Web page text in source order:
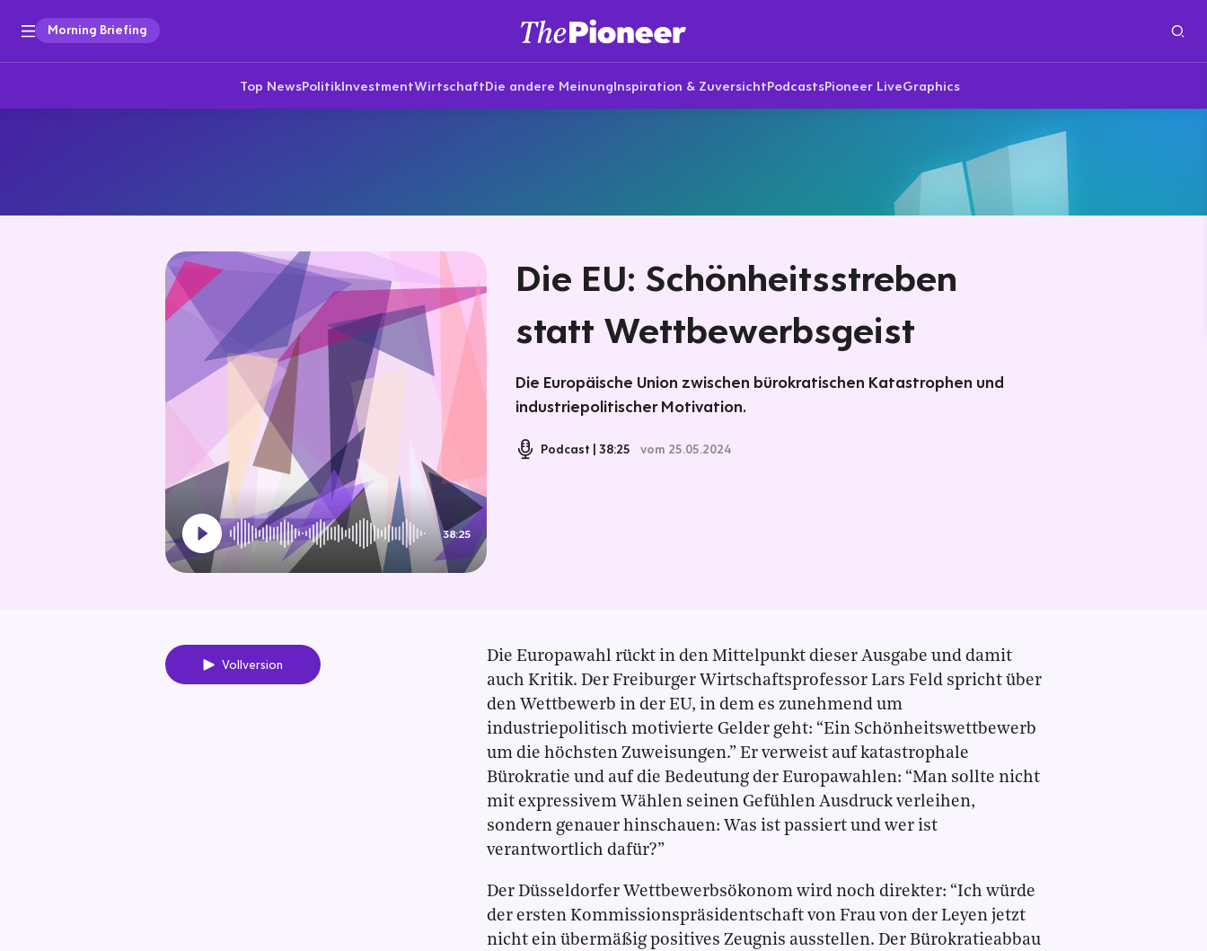
Morning Briefing
Top NewsPolitikInvestmentWirtschaftDie andere MeinungInspiration & ZuversichtPodcastsPioneer LiveGraphics
38:25
Die EU: Schönheitsstreben
statt Wettbewerbsgeist
Die Europäische Union zwischen bürokratischen Katastrophen und
industriepolitischer Motivation.
Podcast 38:25 vom 25.05.2024
Vollversion
Die Europawahl rückt in den Mittelpunkt dieser Ausgabe und damit
auch Kritik. Der Freiburger Wirtschaftsprofessor Lars Feld spricht über
den Wettbewerb in der EU, in dem es zunehmend um
industriepolitisch motivierte Gelder geht: “Ein Schönheitswettbewerb
um die höchsten Zuweisungen.” Er verweist auf katastrophale
Bürokratie und auf die Bedeutung der Europawahlen: “Man sollte nicht
mit expressivem Wählen seinen Gefühlen Ausdruck verleihen,
sondern genauer hinschauen: Was ist passiert und wer ist
verantwortlich dafür?”
Der Düsseldorfer Wettbewerbsökonom wird noch direkter: “Ich würde
der ersten Kommissionspräsidentschaft von Frau von der Leyen jetzt
nicht ein übermäßig positives Zeugnis ausstellen. Der Bürokratieabbau